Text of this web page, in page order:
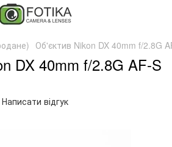
Об'єктив Nikon DX 40mm f/2.8G
DX 40mm f/2.8G AF-S
Написати відгук